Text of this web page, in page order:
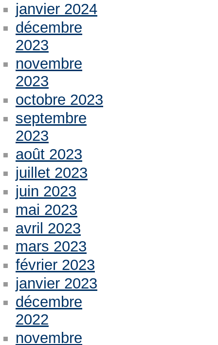
janvier 2024
décembre
2023
novembre
2023
octobre 2023
septembre
2023
août 2023
juillet 2023
juin 2023
mai 2023
avril 2023
mars 2023
février 2023
janvier 2023
décembre
2022
novembre